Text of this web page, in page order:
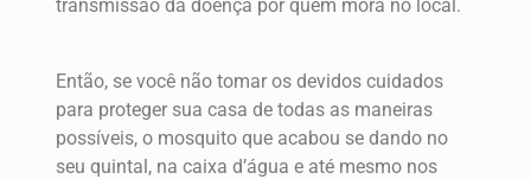
transmissão da doença por quem mora no local.
Então, se você não tomar os devidos cuidados
para proteger sua casa de todas as maneiras
possíveis, o mosquito que acabou se dando no
seu quintal, na caixa d’água e até mesmo nos